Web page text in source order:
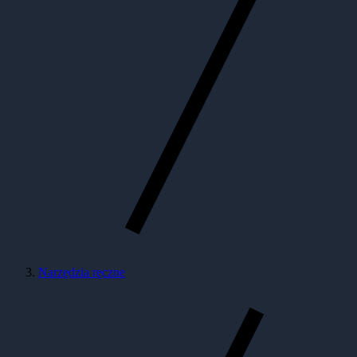
Narzędzia ręczne